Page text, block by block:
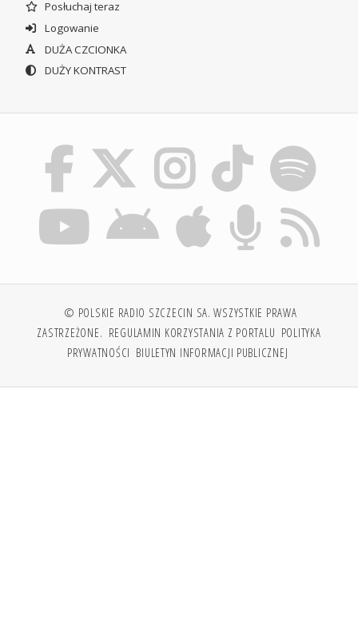
Posłuchaj teraz
Logowanie
DUŻA CZCIONKA
DUŻY KONTRAST
© POLSKIE RADIO SZCZECIN SA. WSZYSTKIE PRAWA
ZASTRZEŻONE. REGULAMIN KORZYSTANIA Z PORTALU POLITYKA
PRYWATNOŚCI BIULETYN INFORMACJI PUBLICZNEJ